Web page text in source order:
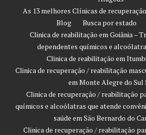
As 13 melhores Clínicas de
Blog
Busca por estado
Clinica de reabilitação em Goiânia –
dependentes químicos e
Clinica de reabilitação em
Clinica de recuperação / reabilitação
em Monte Alegre do Sul
Clinica de recuperação / reabilitação
químicos e alcoólatras que atende
saúde em São Bernardo do
Clinica de recuperação / reabilitação